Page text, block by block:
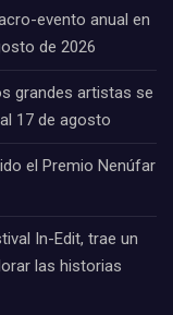
evento anual en
de 2026
grandes artistas se
17 de agosto
el Premio Nenúfar
In-Edit, trae un
las historias